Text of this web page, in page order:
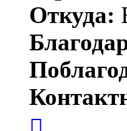
Откуда: